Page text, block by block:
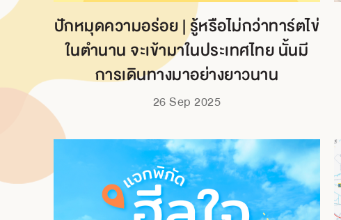
ปักหมุดความอร่อย | รู้หรือไม่กว่าทาร์ตไข่
ในตำนาน จะเข้ามาในประเทศไทย นั้นมี
การเดินทางมาอย่างยาวนาน
26 Sep 2025